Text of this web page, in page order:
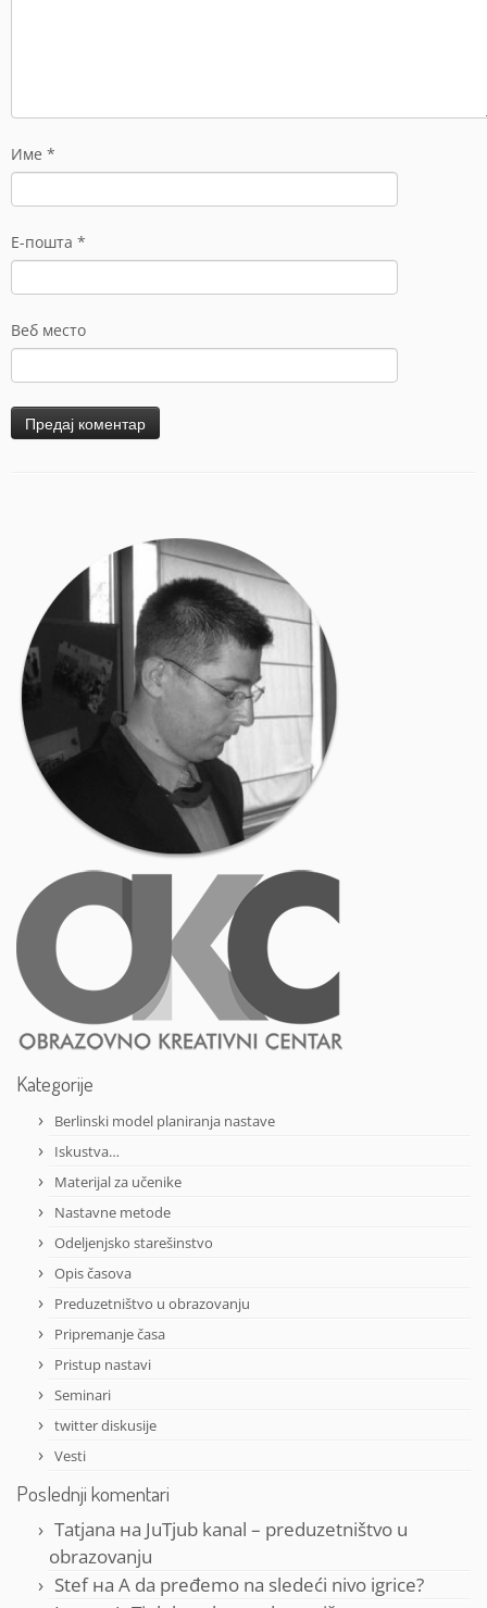
Име *
Е-пошта *
Веб место
Kategorije
Berlinski model planiranja nastave
Iskustva…
Materijal za učenike
Nastavne metode
Odeljenjsko starešinstvo
Opis časova
Preduzetništvo u obrazovanju
Pripremanje časa
Pristup nastavi
Seminari
twitter diskusije
Vesti
Poslednji komentari
Tatjana на JuTjub kanal – preduzetništvo u
obrazovanju
Stefна A da pređemo na sledeći nivo igrice?